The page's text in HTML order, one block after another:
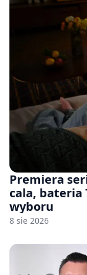
Premiera
cala, bateria
wyboru
8 sie 2026